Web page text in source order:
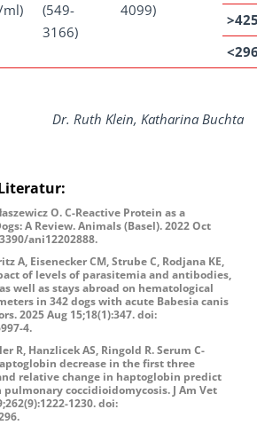
ml)
(549-
3166)
4099)
Dr. Ruth Klein, Katharina Buchta
O. C-Reactive Protein as a
A Review. Animals (Basel). 2022 Oct
ani12202888.
A, Eisenecker CM, Strube C, Rodjana KE,
of levels of parasitemia and antibodies,
well as stays abroad on hematological
in 342 dogs with acute Babesia canis
2025 Aug 15;18(1):347. doi:
4.
R, Hanzlicek AS, Ringold R. Serum C-
decrease in the first three
relative change in haptoglobin predict
coccidioidomycosis. J Am Vet
1230. doi: